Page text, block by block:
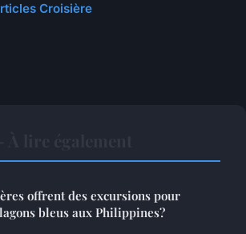
Croisière
offrent des excursions pour
bleus aux Philippines?